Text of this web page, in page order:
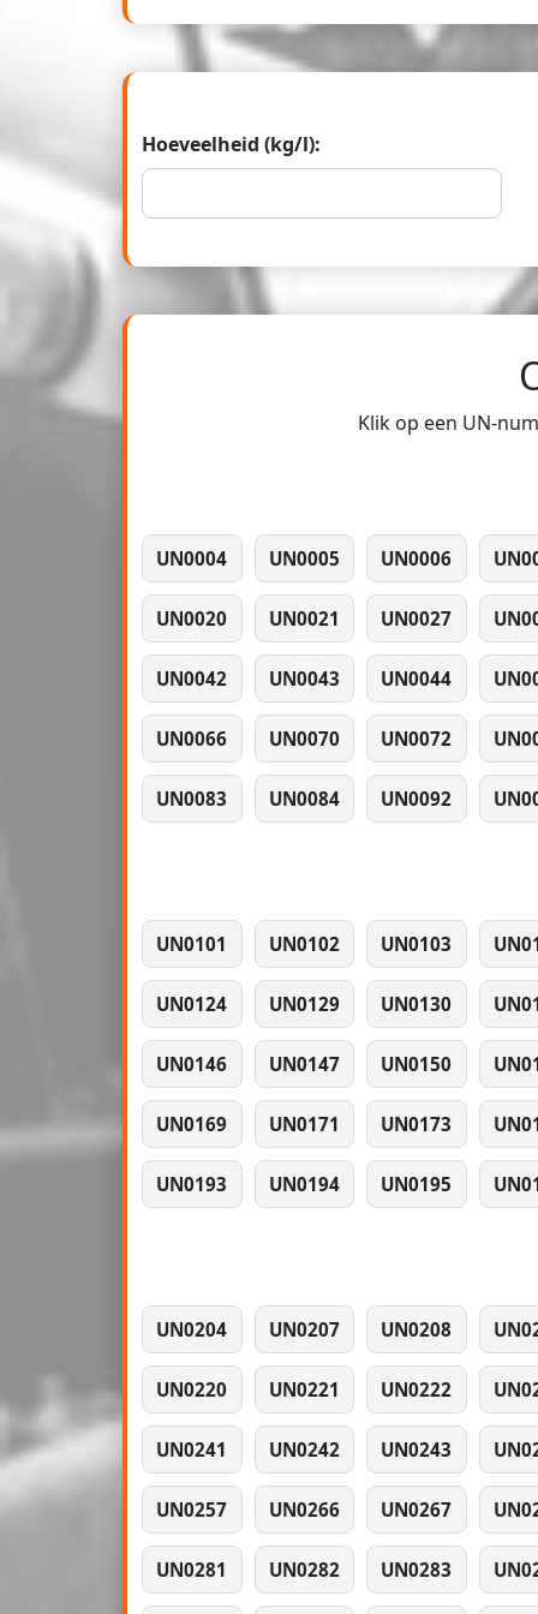
Hoeveelheid (kg/l):
Klik op een UN-
UN0004 UN0005 UN0006
UN0020 UN0021 UN0027
UN0042 UN0043 UN0044
UN0066 UN0070 UN0072
UN0083 UN0084 UN0092
UN0101 UN0102 UN0103
UN0124 UN0129 UN0130
UN0146 UN0147 UN0150
UN0169 UN0171 UN0173
UN0193 UN0194 UN0195
UN0204 UN0207 UN0208
UN0220 UN0221 UN0222
UN0241 UN0242 UN0243
UN0257 UN0266 UN0267
UN0281 UN0282 UN0283